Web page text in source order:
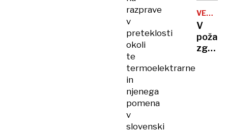
razprave
v
preteklosti
okoli
te
termoelektrarne
in
njenega
pomena
v
slovenski
obnovil
ga je
Luka
Dončić
VELIKE
V
požaru
zgorel